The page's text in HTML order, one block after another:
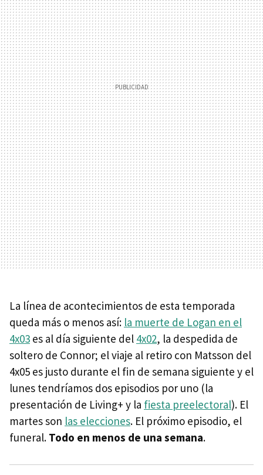
La línea de acontecimientos de esta temporada
queda más o menos así: la muerte de Logan en el
4x03 es al día siguiente del 4x02, la despedida de
soltero de Connor; el viaje al retiro con Matsson del
4x05 es justo durante el fin de semana siguiente y el
lunes tendríamos dos episodios por uno (la
presentación de Living+ y la fiesta preelectoral). El
martes son las elecciones. El próximo episodio, el
funeral. Todo en menos de una semana.